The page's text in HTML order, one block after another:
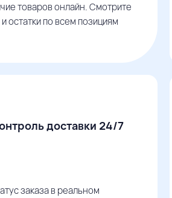
товаров онлайн. Смотрите
остатки по всем позициям
доставки 24/7
заказа в реальном